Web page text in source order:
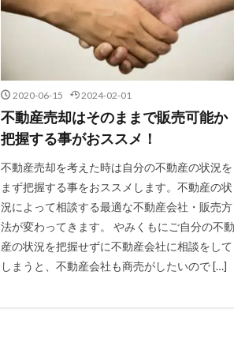
2020-06-15 2024-02-01
不動産売却はそのままで販売可能か
把握する事がおススメ！
不動産売却を考えた時は自分の不動産の状況を
まず把握する事をおススメします。不動産の状
況によって相談する最適な不動産会社・販売方
法が変わってきます。 やみくもにご自分の不動
産の状況を把握せずに不動産会社に相談をして
しまうと、不動産会社も商売がしたいので […]